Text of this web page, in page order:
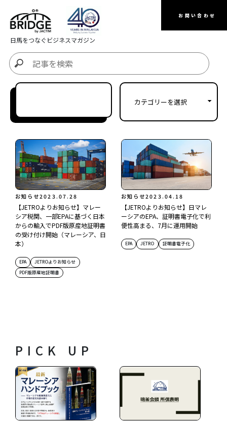
お問い合わせ
日馬をつなぐビジネスマガジン
お知らせ2023.07.28
【JETROよりお知らせ】マレー
シア税関、一部EPAに基づく日本
からの輸入でPDF版原産地証明書
の受け付け開始（マレーシア、日
本）
EPA
JETROよりお知らせ
PDF版原産地証明書
お知らせ2023.04.18
【JETROよりお知らせ】日マレ
ーシアのEPA、証明書電子化で利
便性高まる、7月に運用開始
EPA JETRO 証明書電子化
PICK UP